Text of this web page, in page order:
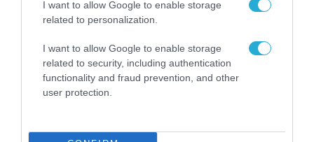
I want to allow Google to enable storage
related to personalization.
I want to allow Google to enable storage
related to security, including authentication
functionality and fraud prevention, and other
user protection.
04.08.2026 | 15:02
υπουργό Ι.Βαρβιτσιώτη (φωτο)